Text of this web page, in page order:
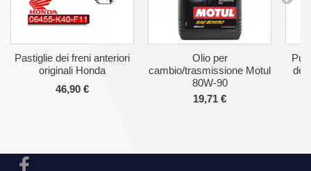
Pastiglie dei freni anteriori
originali Honda
46,90 €
Olio per
cambio/trasmissione Motul
80W-90
19,71 €
del